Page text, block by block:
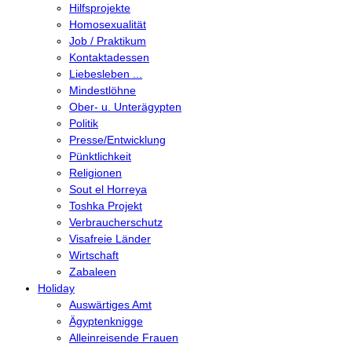
Hilfsprojekte
Homosexualität
Job / Praktikum
Kontaktadessen
Liebesleben ...
Mindestlöhne
Ober- u. Unterägypten
Politik
Presse/Entwicklung
Pünktlichkeit
Religionen
Sout el Horreya
Toshka Projekt
Verbraucherschutz
Visafreie Länder
Wirtschaft
Zabaleen
Holiday
Auswärtiges Amt
Ägyptenknigge
Alleinreisende Frauen